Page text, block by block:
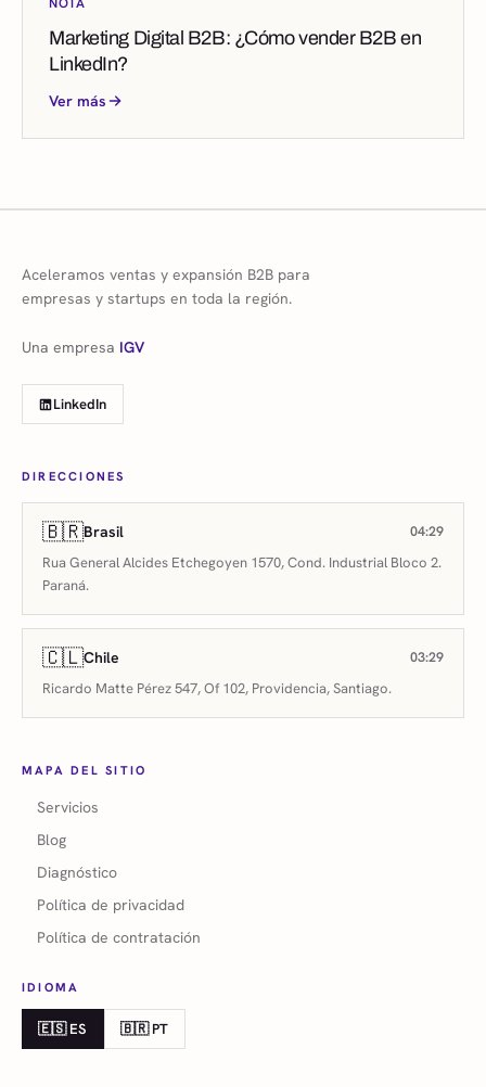
Marketing Digital B2B: ¿Cómo vender B2B en
LinkedIn?
Ver más
Aceleramos ventas y expansión B2B para
empresas y startups en toda la región.
Una empresa IGV
LinkedIn
DIRECCIONES
🇧🇷Brasil 04:29
Rua General Alcides Etchegoyen 1570, Cond. Industrial Bloco 2.
Paraná.
🇨🇱Chile 03:29
Ricardo Matte Pérez 547, Of 102, Providencia, Santiago.
MAPA DEL SITIO
Servicios
Blog
Diagnóstico
Política de privacidad
Política de contratación
IDIOMA
🇪🇸 ES 🇧🇷 PT